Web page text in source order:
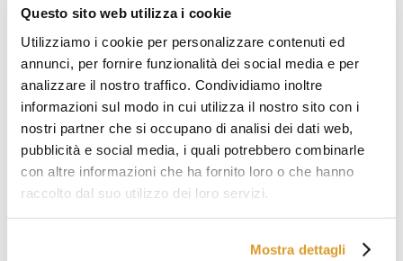
Questo sito web utilizza i cookie
Utilizziamo i cookie per personalizzare contenuti ed
annunci, per fornire funzionalità dei social media e per
analizzare il nostro traffico. Condividiamo inoltre
informazioni sul modo in cui utilizza il nostro sito con i
nostri partner che si occupano di analisi dei dati web,
pubblicità e social media, i quali potrebbero combinarle
con altre informazioni che ha fornito loro o che hanno
raccolto dal suo utilizzo dei loro servizi.
Mostra dettagli
1.500 lt a 60.000 lt. Motori: da 2.2 kw a 11 kw. Raccordi: da